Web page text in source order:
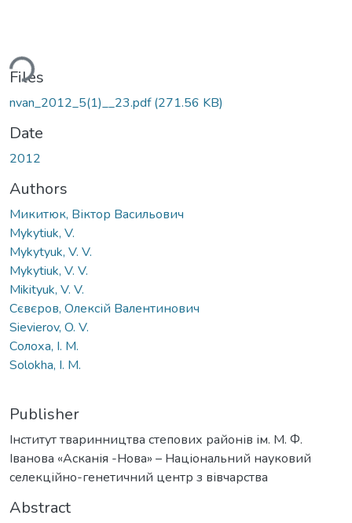
Files
nvan_2012_5(1)__23.pdf(271.56 KB)
Date
2012
Authors
Микитюк, Віктор Васильович
Mykytiuk, V.
Mykytyuk, V. V.
Mykytiuk, V. V.
Mikityuk, V. V.
Сєвєров, Олексій Валентинович
Sievierov, O. V.
Солоха, І. М.
Solokha, I. M.
Publisher
Інститут тваринництва степових районів ім. М. Ф.
Іванова «Асканія -Нова» – Національний науковий
селекційно-генетичний центр з вівчарства
Abstract